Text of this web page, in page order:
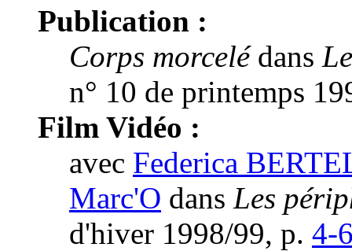
Publication :
Corps morcelédans
n° 10 de printemps
Film Vidéo :
avec Federica
Marc'O dans Les
d'hiver 1998/99, p. 4-